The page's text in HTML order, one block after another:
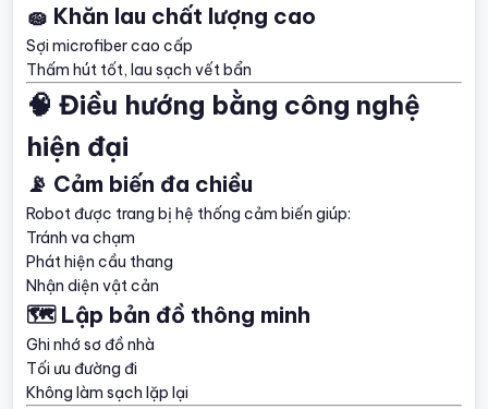
🧽 Khăn lau chất lượng cao
Sợi microfiber cao cấp
Thấm hút tốt, lau sạch vết bẩn
🧠 Điều hướng bằng công nghệ
hiện đại
📡 Cảm biến đa chiều
Robot được trang bị hệ thống cảm biến giúp:
Tránh va chạm
Phát hiện cầu thang
Nhận diện vật cản
🗺️ Lập bản đồ thông minh
Ghi nhớ sơ đồ nhà
Tối ưu đường đi
Không làm sạch lặp lại